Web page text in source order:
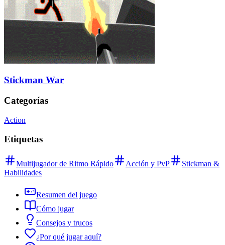
Stickman War
Categorías
Action
Etiquetas
Multijugador de Ritmo Rápido Acción y PvP
Stickman &
Habilidades
Resumen del juego
Cómo jugar
Consejos y trucos
¿Por qué jugar aquí?